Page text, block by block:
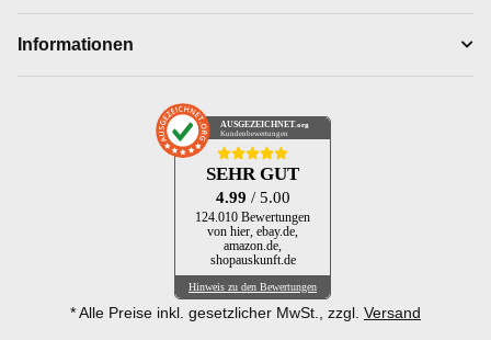
Informationen
AUSGEZEICHNET .org
Kundenbewertungen
SEHR GUT
4.99 / 5.00
124.010 Bewertungen
von hier, ebay.de,
amazon.de,
shopauskunft.de
Hinweis zu den Bewertungen
* Alle Preise inkl. gesetzlicher MwSt., zzgl. Versand